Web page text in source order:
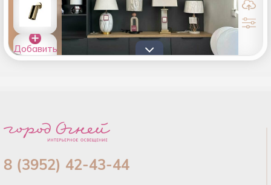
Добавить
товары в
8 (3952) 42-43-44